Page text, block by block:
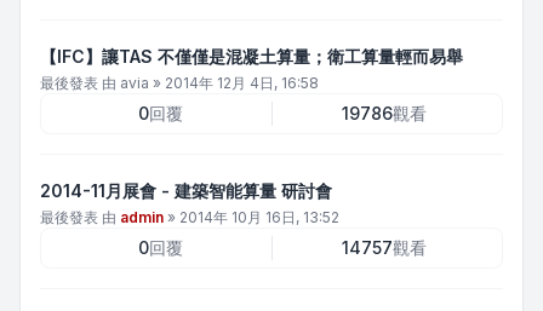
【IFC】讓TAS 不僅僅是混凝土算量；衛工算量輕而易舉
最後發表 由 avia » 2014年 12月 4日, 16:58
0回覆 19786觀看
2014-11月展會 - 建築智能算量 研討會
最後發表 由 admin » 2014年 10月 16日, 13:52
0回覆 14757觀看